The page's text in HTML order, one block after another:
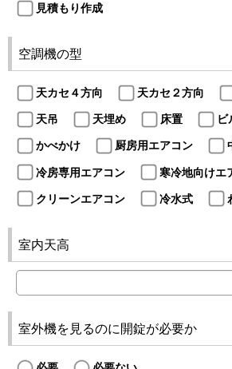
見積もり作成
空調機の型
天カセ４方向 天カセ２方向
天吊
天埋め 床置
ビ
かべかけ
厨房用エアコン
冷房専用エアコン
寒冷地向けエ
クリーンエアコン
冷水式
室内天高
室外機を見るのに開錠が必要か